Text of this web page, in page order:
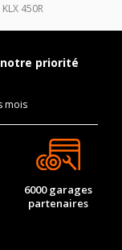
KLX 450R
priorité
mois
6000 garages
partenaires